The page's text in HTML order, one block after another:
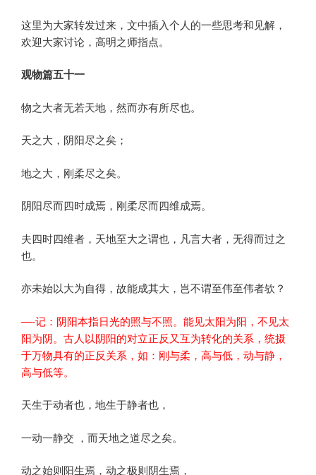
这里为大家转发过来，文中插入个人的一些思考和见解，
欢迎大家讨论，高明之师指点。
观物篇五十一
物之大者无若天地，然而亦有所尽也。
天之大，阴阳尽之矣；
地之大，刚柔尽之矣。
阴阳尽而四时成焉，刚柔尽而四维成焉。
夫四时四维者，天地至大之谓也，凡言大者，无得而过之
也。
亦未始以大为自得，故能成其大，岂不谓至伟至伟者欤？
—-记：阴阳本指日光的照与不照。能见太阳为阳，不见太
阳为阴。古人以阴阳的对立正反又互为转化的关系，统摄
于万物具有的正反关系，如：刚与柔，高与低，动与静，
高与低等。
天生于动者也，地生于静者也，
一动一静交 ，而天地之道尽之矣。
动之始则阳生焉，动之极则阴生焉，